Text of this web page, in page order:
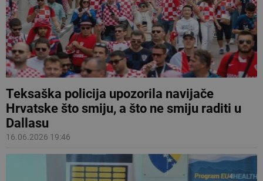
Teksaška policija upozorila navijače
Hrvatske što smiju, a što ne smiju raditi u
Dallasu
16.06.2026 19:46